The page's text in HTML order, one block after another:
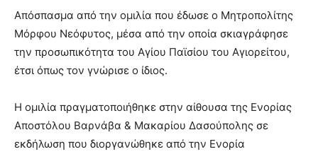
Απόσπασμα από την ομιλία που έδωσε ο Μητροπολίτης
Μόρφου Νεόφυτος, μέσα από την οποία σκιαγράφησε
την προσωπικότητα του Αγίου Παϊσίου του Αγιορείτου,
έτσι όπως τον γνώρισε ο ίδιος.
Η ομιλία πραγματοποιήθηκε στην αίθουσα της Ενορίας
Αποστόλου Βαρνάβα & Μακαρίου Δασούπολης σε
εκδήλωση που διοργανώθηκε από την Ενορία